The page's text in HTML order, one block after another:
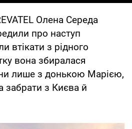
Олена Середа
про наступ
втікати з рідного
вона збиралася
лише з донькою Марією,
забрати з Києва й